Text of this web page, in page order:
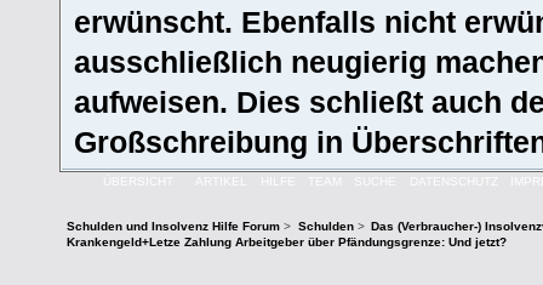
erwünscht. Ebenfalls nicht
ausschließlich neugierig
aufweisen. Dies schließt auch
Großschreibung in
ÜBERSICHT ARTIKEL HILFE TEAM SUCHE DATENSCHUTZ
Schulden und Insolvenz Hilfe Forum > Schulden>
Das (Verbraucher-)
Krankengeld+Letze Zahlung Arbeitgeber über Pfändungsgrenze: Und jetzt?